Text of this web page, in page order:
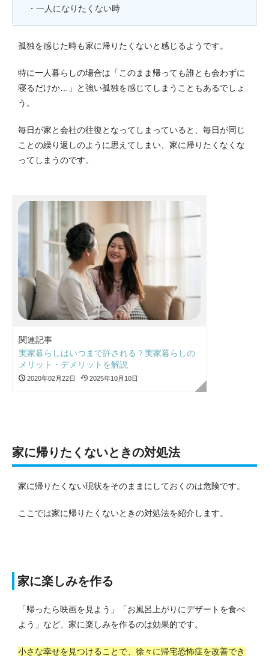
・一人になりたくない時
孤独を感じた時も家に帰りたくないと感じるようです。
特に一人暮らしの場合は「このまま帰っても誰とも会わずに
寝るだけか…」と強い孤独を感じてしまうこともあるでしょ
う。
毎日が家と会社の往復となってしまっていると、毎日が同じ
ことの繰り返しのように思えてしまい、家に帰りたくなくな
ってしまうのです。
関連記事
実家暮らしはいつまで許される？実家暮らしの
メリット・デメリットを解説
2020年02月22日 2025年10月10日
家に帰りたくないときの対処法
家に帰りたくない現状をそのままにしておくのは危険です。
ここでは家に帰りたくないときの対処法を紹介します。
家に楽しみを作る
「帰ったら映画を見よう」「お風呂上がりにデザートを食べ
よう」など、家に楽しみを作るのは効果的です。
小さな幸せを見つけることで、徐々に帰宅恐怖症を改善でき